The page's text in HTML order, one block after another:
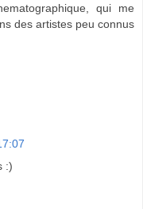
qui me
des artistes peu connus
:)